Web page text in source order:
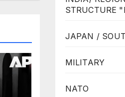
STRUCTURE
JAPAN /
MILITARY
NATO